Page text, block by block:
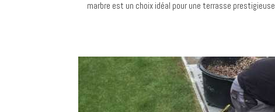
marbre est un choix idéal pour une terrasse prestigieuse.